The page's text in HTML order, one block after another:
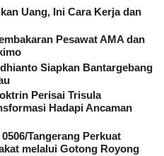
Uang, Ini Cara Kerja dan
Pesawat AMA dan
Siapkan Bantargebang
Perisai Trisula
Hadapi Ancaman
Tangerang Perkuat
melalui Gotong Royong